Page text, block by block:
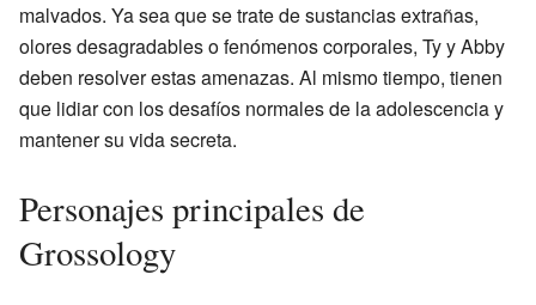
malvados. Ya sea que se trate de sustancias extrañas,
olores desagradables o fenómenos corporales, Ty y Abby
deben resolver estas amenazas. Al mismo tiempo, tienen
que lidiar con los desafíos normales de la adolescencia y
mantener su vida secreta.
Personajes principales de
Grossology